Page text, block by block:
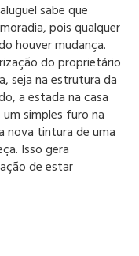
sabe que
pois qualquer
houver mudança.
do proprietário
seja na estrutura da
a estada na casa
simples furo na
nova tintura de uma
Isso gera
de estar